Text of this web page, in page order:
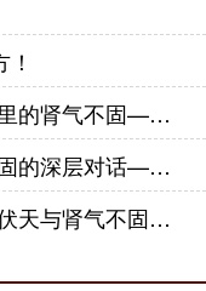
手指头尖麻木挂什么科室，三伏天里的肾气不固——肾合jjn
左手手指头麻木怎么回事，肾气不固的深层对话——肾合jjn
女性睡到半夜手麻是什么原因：三伏天与肾气不固的深层对话